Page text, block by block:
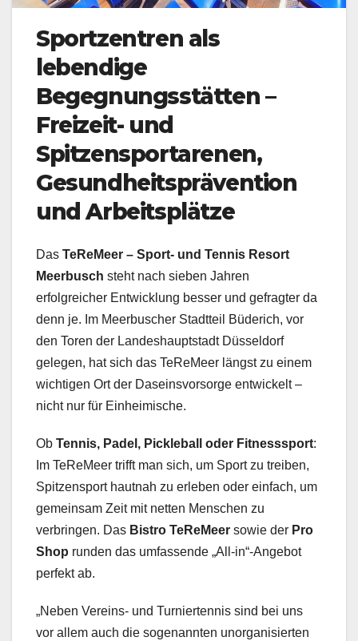
Sportzentren als
lebendige
Begegnungsstätten –
Freizeit- und
Spitzensportarenen,
Gesundheitsprävention
und Arbeitsplätze
Das TeReMeer – Sport- und Tennis Resort
Meerbusch steht nach sieben Jahren
erfolgreicher Entwicklung besser und gefragter da
denn je. Im Meerbuscher Stadtteil Büderich, vor
den Toren der Landeshauptstadt Düsseldorf
gelegen, hat sich das TeReMeer längst zu einem
wichtigen Ort der Daseinsvorsorge entwickelt –
nicht nur für Einheimische.
Ob Tennis, Padel, Pickleball oder Fitnesssport:
Im TeReMeer trifft man sich, um Sport zu treiben,
Spitzensport hautnah zu erleben oder einfach, um
gemeinsam Zeit mit netten Menschen zu
verbringen. Das Bistro TeReMeer sowie der Pro
Shop runden das umfassende „All-in“-Angebot
perfekt ab.
„Neben Vereins- und Turniertennis sind bei uns
vor allem auch die sogenannten unorganisierten